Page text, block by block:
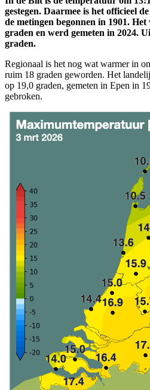
gestegen. Daarmee is het officieel
de metingen begonnen in 1901.
graden en werd gemeten in 2024.
graden.
Regionaal is het nog wat warmer in
ruim 18 graden geworden. Het
op 19,0 graden, gemeten in Epen in
gebroken.